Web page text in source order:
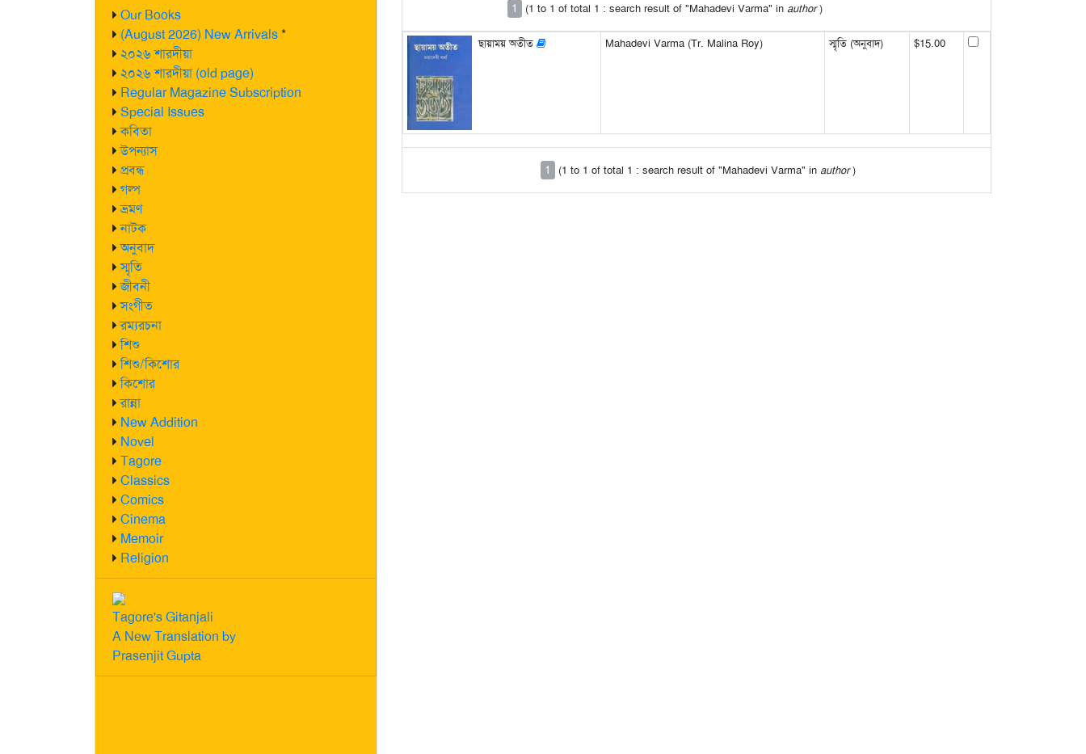
Our Books
(August 2026) New Arrivals*
২০২৬ শারদীয়া
২০২৬ শারদীয়া (old page)
Regular Magazine Subscription
Special Issues
কবিতা
উপন্যাস
প্রবন্ধ
গল্প
ভ্রমণ
নাটক
অনুবাদ
স্মৃতি
জীবনী
সংগীত
রম্যরচনা
শিশু
শিশু/কিশোর
কিশোর
রান্না
New Addition
Novel
Tagore
Classics
Comics
Cinema
Memoir
Religion
Tagore's Gitanjali
A New Translation by
Prasenjit Gupta
1 (1 to 1 of total 1 : search result of "Mahadevi Varma" in author)
ছায়াময় অতীত Mahadevi Varma (Tr. Malina Roy) স্মৃতি (অনুবাদ) $15.00
1 (1 to 1 of total 1 : search result of "Mahadevi Varma" in author)